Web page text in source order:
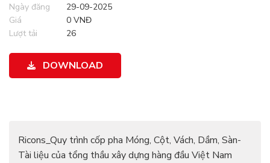
Ngày đăng
29-09-2025
Giá
0 VNĐ
Lượt tải
26
DOWNLOAD
Ricons_Quy trình cốp pha Móng, Cột, Vách, Dầm, Sàn-
Tài liệu của tổng thầu xây dựng hàng đầu Việt Nam